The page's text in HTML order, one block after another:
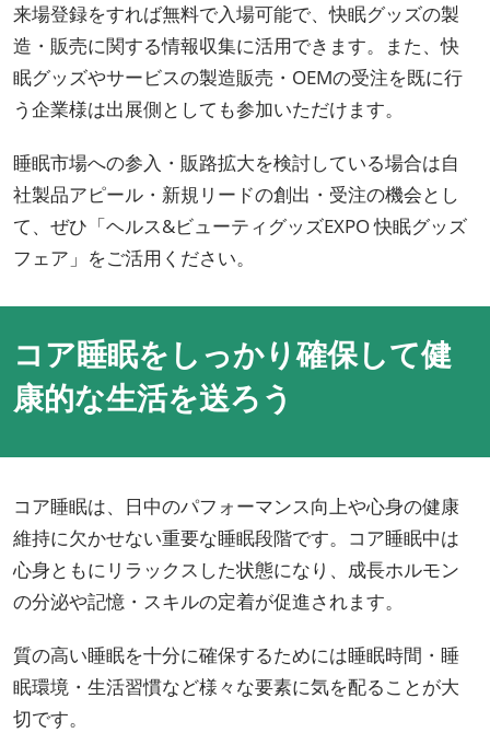
来場登録をすれば無料で入場可能で、快眠グッズの製
造・販売に関する情報収集に活用できます。また、快
眠グッズやサービスの製造販売・OEMの受注を既に行
う企業様は出展側としても参加いただけます。
睡眠市場への参入・販路拡大を検討している場合は自
社製品アピール・新規リードの創出・受注の機会とし
て、ぜひ「ヘルス&ビューティグッズEXPO 快眠グッズ
フェア」をご活用ください。
コア睡眠をしっかり確保して健
康的な生活を送ろう
コア睡眠は、日中のパフォーマンス向上や心身の健康
維持に欠かせない重要な睡眠段階です。コア睡眠中は
心身ともにリラックスした状態になり、成長ホルモン
の分泌や記憶・スキルの定着が促進されます。
質の高い睡眠を十分に確保するためには睡眠時間・睡
眠環境・生活習慣など様々な要素に気を配ることが大
切です。